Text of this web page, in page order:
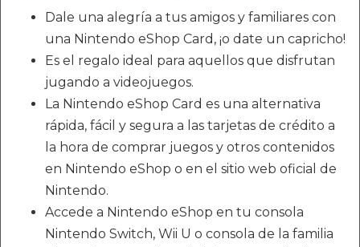
Dale una alegría a tus amigos y familiares con
una Nintendo eShop Card, ¡o date un capricho!
Es el regalo ideal para aquellos que disfrutan
jugando a videojuegos.
La Nintendo eShop Card es una alternativa
rápida, fácil y segura a las tarjetas de crédito a
la hora de comprar juegos y otros contenidos
en Nintendo eShop o en el sitio web oficial de
Nintendo.
Accede a Nintendo eShop en tu consola
Nintendo Switch, Wii U o consola de la familia